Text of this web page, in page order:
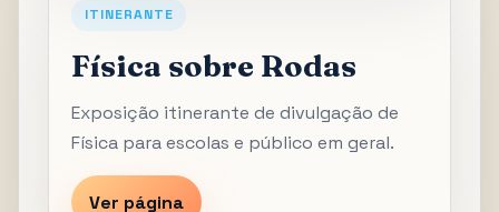
ITINERANTE
Física sobre Rodas
Exposição itinerante de divulgação de
Física para escolas e público em geral.
Ver página